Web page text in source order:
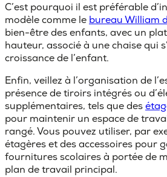
C’est pourquoi il est préférable
modèle comme le bureau William
bien-être des enfants, avec un
hauteur, associé à une chaise qui
croissance de l’enfant.
Enfin, veillez à l’organisation de l’
présence de tiroirs intégrés ou
supplémentaires, tels que des
pour maintenir un espace de
rangé. Vous pouvez utiliser, par
étagères et des accessoires pour
fournitures scolaires à portée de
plan de travail principal.